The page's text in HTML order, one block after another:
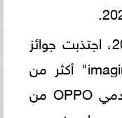
جدير بالذكر أنه في عام 2023، اجتذبت جوائز
OPPO في مسابقة "imagine IF" أكثر من
700,000 مشاركة من مستخدمي OPPO من